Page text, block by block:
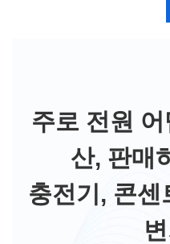
주로 전원
산, 판매
충전기, 콘센